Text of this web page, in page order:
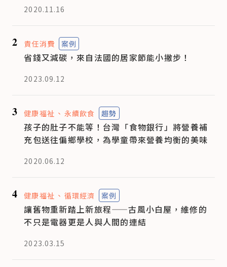
2020.11.16
2 責任消費 案例
省錢又減碳，來自法國的居家節能小撇步！
2023.09.12
3 健康福祉 永續飲食 趨勢
孩子的肚子不能等！台灣「食物銀行」將營養補
充包送往偏鄉學校，為學童帶來營養均衡的美味
2020.06.12
4 健康福祉 循環經濟 案例
讓舊物重新踏上新旅程——古風小白屋，維修的
不只是電器更是人與人間的連結
2023.03.15